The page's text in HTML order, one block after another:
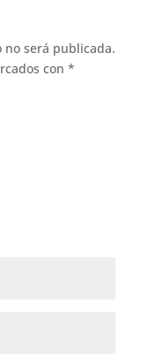
no será publicada.
con *